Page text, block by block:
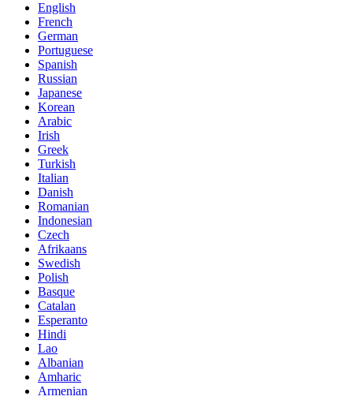
English
French
German
Portuguese
Spanish
Russian
Japanese
Korean
Arabic
Irish
Greek
Turkish
Italian
Danish
Romanian
Indonesian
Czech
Afrikaans
Swedish
Polish
Basque
Catalan
Esperanto
Hindi
Lao
Albanian
Amharic
Armenian